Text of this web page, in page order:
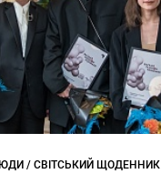
/ СВІТСЬКИЙ ЩОДЕННИК